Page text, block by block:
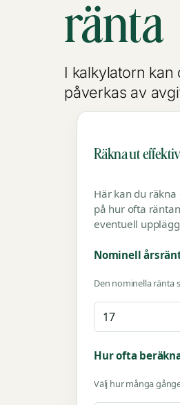
ränta
I kalkylatorn
påverkas av
Räkna ut
Här kan du
på hur ofta
eventuell
Nominell
Den nominella ränta
Hur ofta
Välj hur många